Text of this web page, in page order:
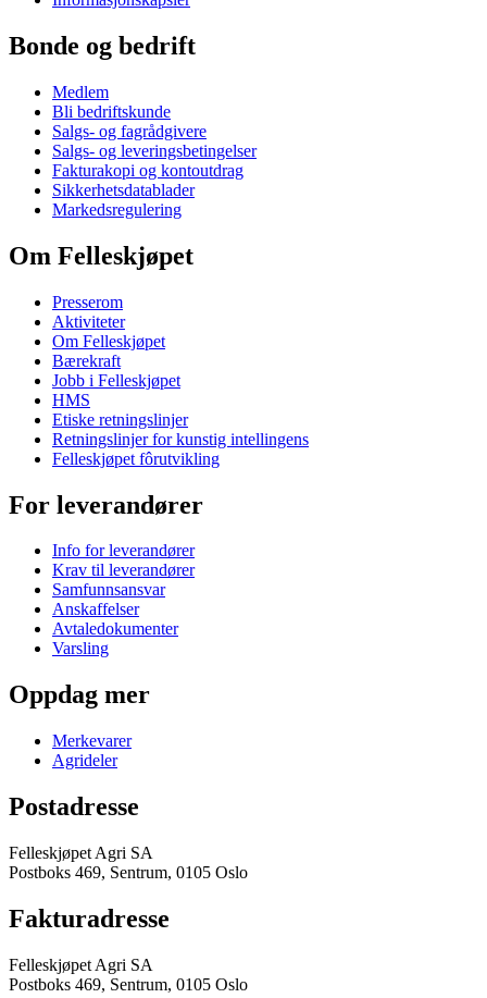
Bonde og bedrift
Medlem
Bli bedriftskunde
Salgs- og fagrådgivere
Salgs- og leveringsbetingelser
Fakturakopi og kontoutdrag
Sikkerhetsdatablader
Markedsregulering
Om Felleskjøpet
Presserom
Aktiviteter
Om Felleskjøpet
Bærekraft
Jobb i Felleskjøpet
HMS
Etiske retningslinjer
Retningslinjer for kunstig intellingens
Felleskjøpet fôrutvikling
For leverandører
Info for leverandører
Krav til leverandører
Samfunnsansvar
Anskaffelser
Avtaledokumenter
Varsling
Oppdag mer
Merkevarer
Agrideler
Postadresse
Felleskjøpet Agri SA
Postboks 469, Sentrum, 0105 Oslo
Fakturadresse
Felleskjøpet Agri SA
Postboks 469, Sentrum, 0105 Oslo